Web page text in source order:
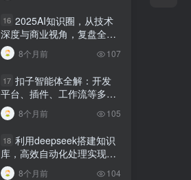
16 2025AI知识圈，从技术
深度与商业视角，复盘全年
AI大事，全面了解行业趋势
8个月前 107
17 扣子智能体全解：开发
平台、插件、工作流等多方
面概念、应用及功能讲解与
发布内容
8个月前 105
18 利用deepseek搭建知识
库，高效自动化处理实现十
倍成长！
8个月前 104